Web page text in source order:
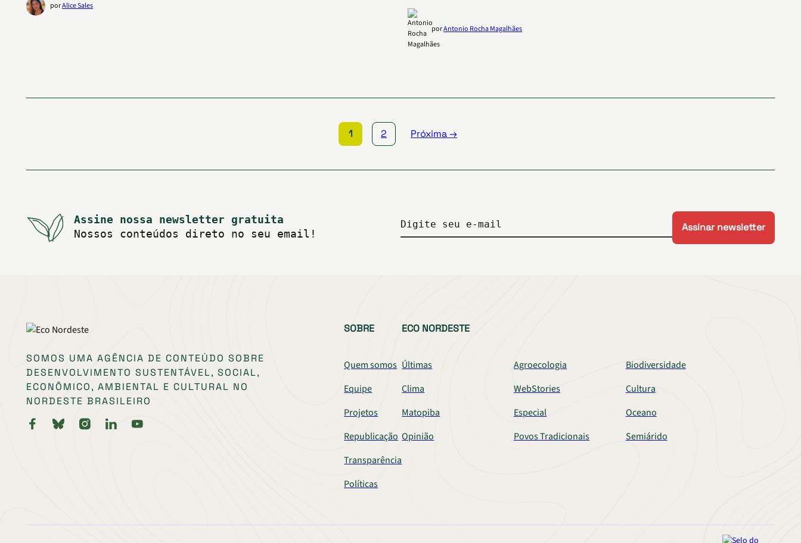
porAlice Sales
porAntonio Rocha Magalhães
1 2 Próxima →
Assine nossa newsletter gratuita
Nossos conteúdos direto no seu email!
Digite seu e-mail
SOMOS UMA AGÊNCIA DE CONTEÚDO SOBRE
DESENVOLVIMENTO SUSTENTÁVEL, SOCIAL,
ECONÔMICO, AMBIENTAL E CULTURAL NO
NORDESTE BRASILEIRO
SOBRE
Quem somos
Equipe
Projetos
Republicação
Transparência
Políticas
ECO NORDESTE
Últimas Agroecologia
Biodiversidade
Clima
WebStories
Cultura
Matopiba
Especial
Oceano
Opinião
Povos Tradicionais Semiárido